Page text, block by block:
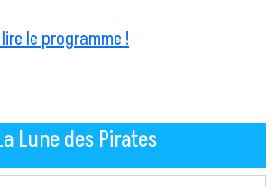
le programme !
Lune des Pirates